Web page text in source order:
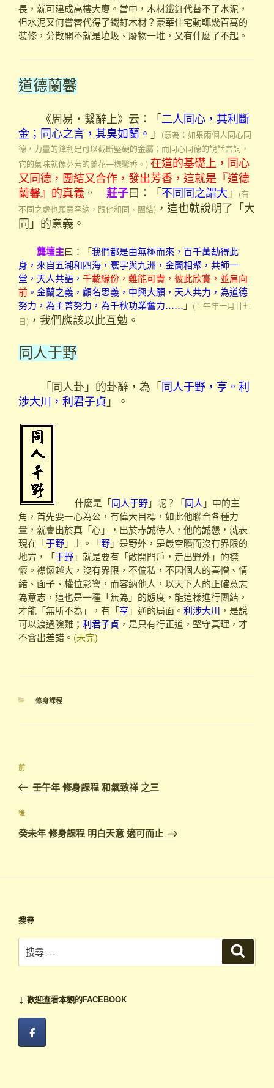
長，就可建成高樓大廈。當中，木材鐵釘代替不了水泥，
但水泥又何嘗替代得了鐵釘木材？豪華住宅動輒幾百萬的
裝修，分散開不就是垃圾、廢物一堆，又有什麼了不起。
道德蘭馨
《周易‧繫辭上》云：「二人同心，其利斷
金；同心之言，其臭如蘭。 」
(意為：如果兩個人同心同
德，力量的鋒利足可以截斷堅硬的金屬；而同心同德的說話言詞，
它的氣味就像芬芳的蘭花一樣馨香。) 在道的基礎上，同心
又同德，團結又合作，發出芳香，這就是『道德
蘭馨』的真義 。 莊子曰：「不同同之謂大 」
(有
不同之處也願意容納，跟他和同、團結) ，這也就說明了「大
同」的意義。
龔壇主曰：「我們都是由無極而來，百千萬劫得此
身，來自五湖和四海，寰宇與九洲，金蘭相聚，共師一
堂，天人共語， 千載緣份，難能可貴，彼此欣賞，並肩向
前 。金蘭之義，顧名思義，中興大願，天人共力，為道德
努力，為主善努力，為千秋功業奮力…… 」 (壬午年十月廿七
日) ，我們應該以此互勉。
同人于野
「同人卦」的卦辭，為「同人于野，亨。利
涉大川，利君子貞 」。
什麼是「同人于野」呢？「同人 」中的主
角，首先要一心為公，有偉大目標，如此他聯合各種力
量，就會出於真「心」，出於赤誠待人，他的誠懇，就表
現在「于野」上。「野」是野外，是最空曠而沒有界限的
地方，「于野」就是要有「敞開門戶，走出野外」的襟
懷。襟懷越大，沒有界限，不偏私，不因個人的喜憎、情
緒、面子、權位影響，而容納他人，以天下人的正確意志
為意志，這也是一種「無為」的態度，能這樣進行團結，
才能「無所不為」，有「亨」通的局面。 利涉大川 ，是說
可以渡過險難； 利君子貞 ，是只有行正道，堅守真理，才
不會出差錯。 (未完)
分
修身課程
文
導
覽
上
一
篇
文
章
前
壬午年 修身課程 和氣致祥 之三
下
篇
文
後
癸未年 修身課程 明白天意 適可而止
搜尋
尋：
↓ 歡迎查看本觀的FACEBOOK